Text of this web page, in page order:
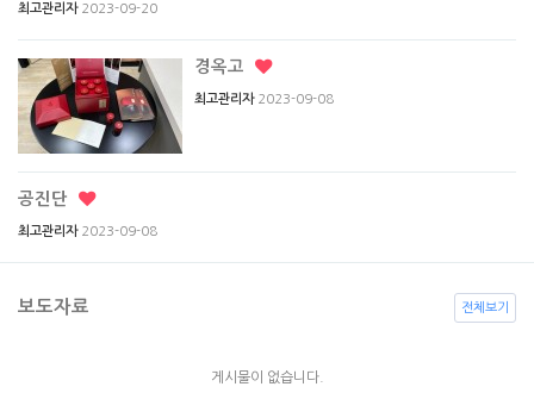
최고관리자 2023-09-20
경옥고
최고관리자 2023-09-08
공진단
최고관리자 2023-09-08
보도자료
게시물이 없습니다.
전체보기